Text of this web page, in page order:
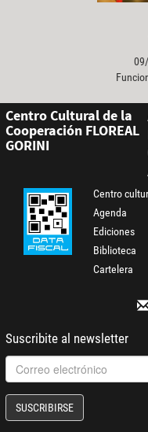
Centro Cultural de la
Cooperación FLOREAL
GORINI
Centro
Agenda
Ediciones
Biblioteca
Cartelera
Suscribite al newsletter
SUSCRIBIRSE